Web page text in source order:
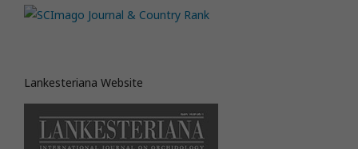
Lankesteriana Website